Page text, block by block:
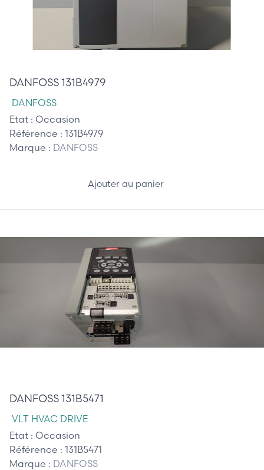
DANFOSS 131B4979
DANFOSS
Etat : Occasion
Référence : 131B4979
Marque : DANFOSS
Ajouter au panier
DANFOSS 131B5471
VLT HVAC DRIVE
Etat : Occasion
Référence : 131B5471
Marque : DANFOSS